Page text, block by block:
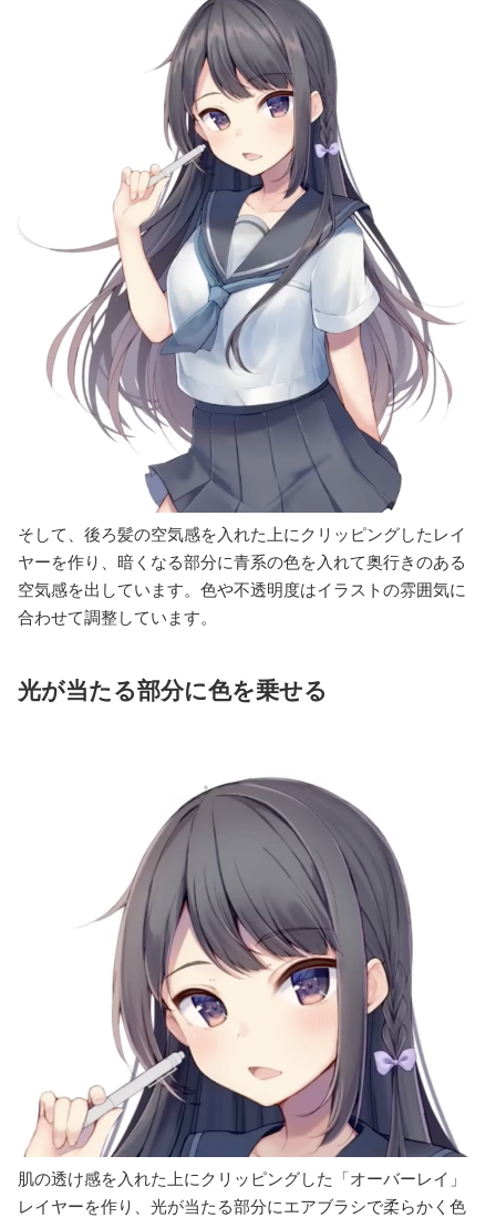
そして、後ろ髪の空気感を入れた上にクリッピングしたレイ
ヤーを作り、暗くなる部分に青系の色を入れて奥行きのある
空気感を出しています。色や不透明度はイラストの雰囲気に
合わせて調整しています。
光が当たる部分に色を乗せる
肌の透け感を入れた上にクリッピングした「オーバーレイ」
レイヤーを作り、光が当たる部分にエアブラシで柔らかく色